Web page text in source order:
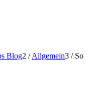
Blog2 / Allgemein3 / So